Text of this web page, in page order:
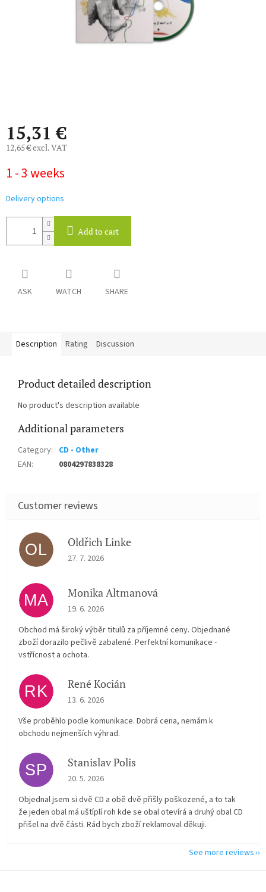
15,31 €
12,65 € excl. VAT
price:
1 - 3 weeks
Delivery options
Add to cart
ASK WATCH SHARE
Description Rating Discussion
Product detailed description
No product's description available
Additional parameters
Category: CD - Other
EAN: 0804297838328
OL Oldřich Linke
The store rating is 5 out of 5 stars.
27. 7. 2026
MA Monika Altmanová
The store rating is 5 out of 5 stars.
19. 6. 2026
Obchod má široký výběr titulů za příjemné ceny. Objednané
zboží dorazilo pečlivě zabalené. Perfektní komunikace -
vstřícnost a ochota.
RK René Kocián
The store rating is 5 out of 5 stars.
13. 6. 2026
Vše proběhlo podle komunikace. Dobrá cena, nemám k
obchodu nejmenších výhrad.
SP Stanislav Polis
The store rating is 2 out of 5 stars.
20. 5. 2026
Objednal jsem si dvě CD a obě dvě přišly poškozené, a to tak
že jeden obal má uštíplí roh kde se obal otevírá a druhý obal CD
přišel na dvě části. Rád bych zboží reklamoval děkuji.
See more reviews
F